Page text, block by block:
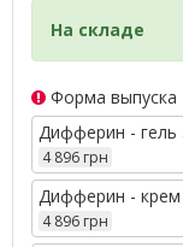
На складе
Форма выпуска
Дифферин - гель
4 896 грн
Дифферин - крем
4 896 грн